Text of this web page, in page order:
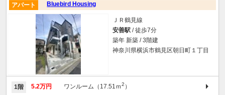
Bluebird Housing
アパート
ＪＲ鶴見線
安善駅 / 徒歩7分
築年 新築 / 3階建
神奈川県横浜市鶴見区朝日町１丁目
1階 5.2万円 ワンルーム（17.51ｍ2 ）